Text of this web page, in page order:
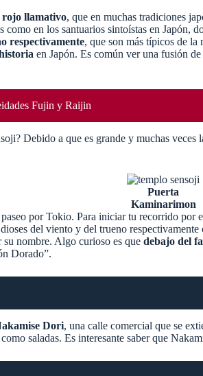
rojo llamativo, que en muchas tradiciones
en los santuarios sintoístas en Japón,
respectivamente, que son más típicos de la
en Japón. Es común ver una fusión
Fujin y Raijin
Debido a que es grande y muchas
Puerta
Kaminarimon
por Tokio. Para iniciar tu recorrido por
del viento y del trueno
nombre. Algo curioso es que debajo del
Dorado”.
Dori, una calle comercial que se
saladas. Es interesante saber que